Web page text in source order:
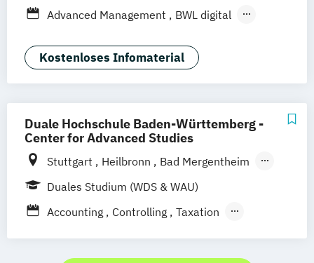
Hamburg
Hannover
Kaiserslautern/Kusel Kiel Leipzig
Ludwigshafen/Diez München
Online-Fernstudium Regensburg Stade
Stuttgart Köln
Offenbach bei Frankfurt am Main
Schwarzheide/Oberspreewald-Lausitz bei
Dresden
Advanced Management
BWL digital
Tourismus- und Eventmanagement
Kostenloses Infomaterial
Duale Hochschule Baden-Württemberg -
Center for Advanced Studies
Stuttgart Heilbronn
Bad Mergentheim
Friedrichshafen
Heidenheim
Ravensburg Villingen-Schwenningen
Horb am Neckar
Duales Studium (WDS & WAU)
Accounting
Controlling
Taxation